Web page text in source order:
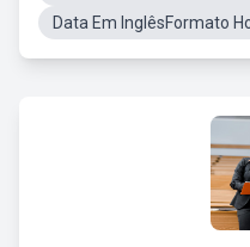
Data Em InglêsFormato